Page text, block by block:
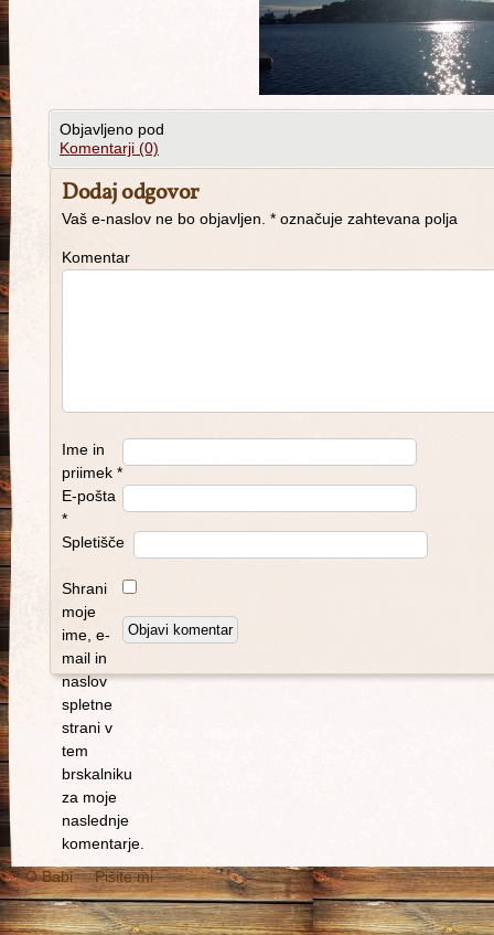
Objavljeno pod
Komentarji (0)
Dodaj odgovor
Vaš e-naslov ne bo objavljen. * označuje zahtevana polja
Komentar
Ime in
priimek *
E-pošta
*
Spletišče
Shrani
moje
ime, e-
mail in
naslov
spletne
strani v
tem
brskalniku
za moje
naslednje
komentarje.
O Babi
Pišite mi